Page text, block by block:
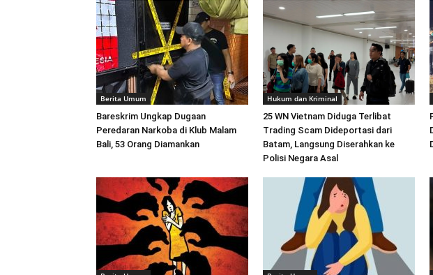
Berita Umum
Bareskrim Ungkap Dugaan
Peredaran Narkoba di Klub Malam
Bali, 53 Orang Diamankan
Hukum dan Kriminal
25 WN Vietnam Diduga Terlibat
Trading Scam Dideportasi dari
Batam, Langsung Diserahkan ke
Polisi Negara Asal